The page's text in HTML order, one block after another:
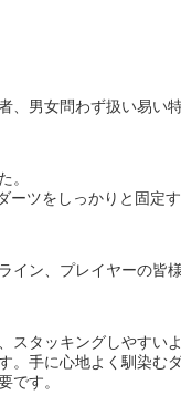
、男女問わず扱い易い
。
ーツをしっかりと固定
イン、プレイヤーの皆
スタッキングしやすい
。手に心地よく馴染む
です。